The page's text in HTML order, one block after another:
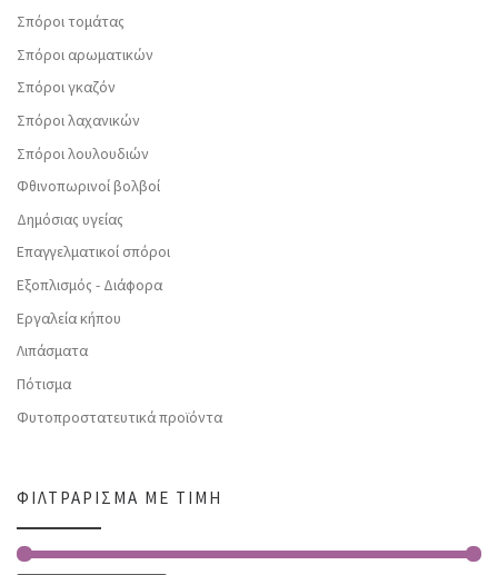
Σπόροι τομάτας
Σπόροι αρωματικών
Σπόροι γκαζόν
Σπόροι λαχανικών
Σπόροι λουλουδιών
Φθινοπωρινοί βολβοί
Δημόσιας υγείας
Επαγγελματικοί σπόροι
Εξοπλισμός - Διάφορα
Εργαλεία κήπου
Λιπάσματα
Πότισμα
Φυτοπροστατευτικά προϊόντα
ΦΙΛΤΡΆΡΙΣΜΑ ΜΕ ΤΙΜΉ